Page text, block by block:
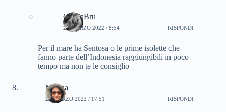
CinziaBru
24 MARZO 2022 / 8:54 RISPONDI
Per il mare ha Sentosa o le prime isolette che
fanno parte dell’Indonesia raggiungibili in poco
tempo ma non te le consiglio
Marina
24 MARZO 2022 / 17:51 RISPONDI